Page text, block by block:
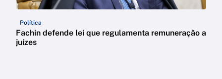
Política
Fachin defende lei que regulamenta remuneração a
juízes